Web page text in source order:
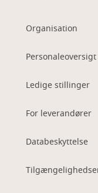
Organisation
Personaleoversigt
Ledige stillinger
For leverandører
Databeskyttelse